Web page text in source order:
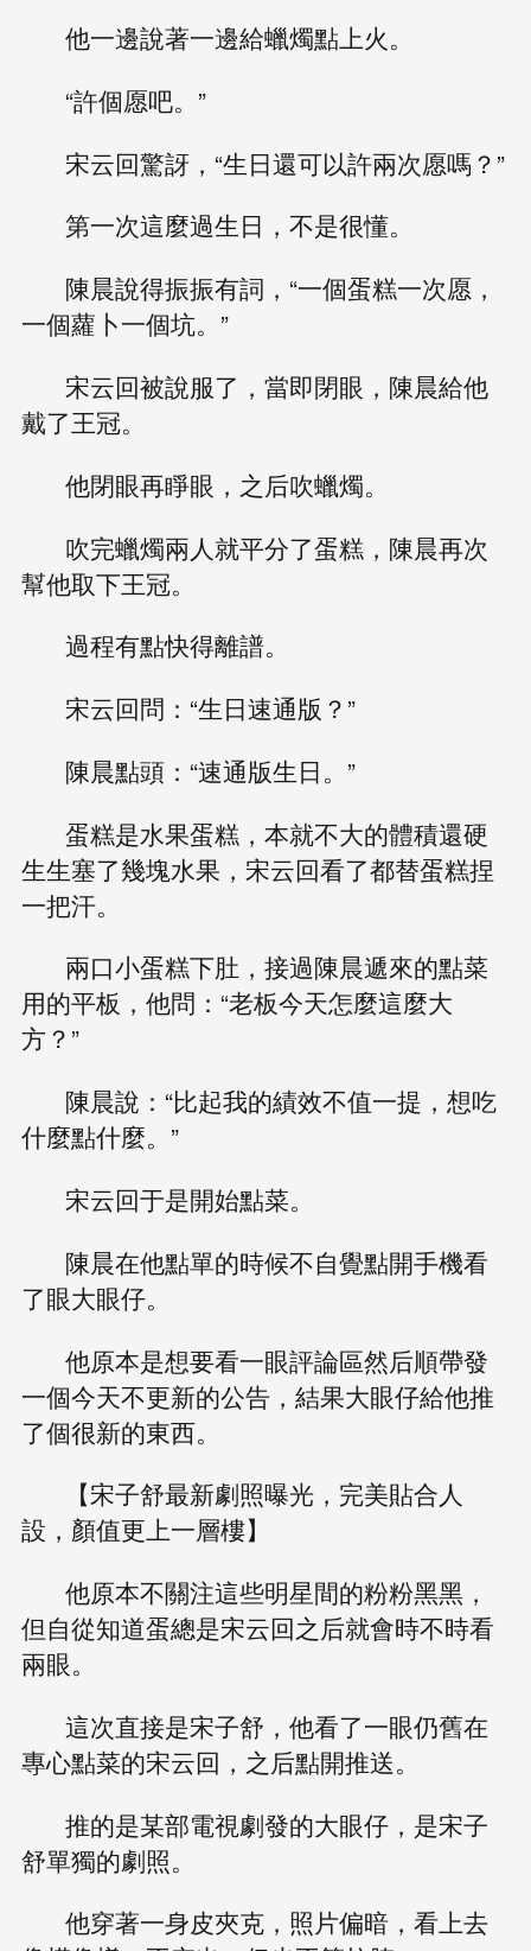
他一邊說著一邊給蠟燭點上火。
“許個愿吧。”
宋云回驚訝，“生日還可以許兩次愿嗎？”
第一次這麼過生日，不是很懂。
陳晨說得振振有詞，“一個蛋糕一次愿，
一個蘿卜一個坑。”
宋云回被說服了，當即閉眼，陳晨給他
戴了王冠。
他閉眼再睜眼，之后吹蠟燭。
吹完蠟燭兩人就平分了蛋糕，陳晨再次
幫他取下王冠。
過程有點快得離譜。
宋云回問：“生日速通版？”
陳晨點頭：“速通版生日。”
蛋糕是水果蛋糕，本就不大的體積還硬
生生塞了幾塊水果，宋云回看了都替蛋糕捏
一把汗。
兩口小蛋糕下肚，接過陳晨遞來的點菜
用的平板，他問：“老板今天怎麼這麼大
方？”
陳晨說：“比起我的績效不值一提，想吃
什麼點什麼。”
宋云回于是開始點菜。
陳晨在他點單的時候不自覺點開手機看
了眼大眼仔。
他原本是想要看一眼評論區然后順帶發
一個今天不更新的公告，結果大眼仔給他推
了個很新的東西。
【宋子舒最新劇照曝光，完美貼合人
設，顏值更上一層樓】
他原本不關注這些明星間的粉粉黑黑，
但自從知道蛋總是宋云回之后就會時不時看
兩眼。
這次直接是宋子舒，他看了一眼仍舊在
專心點菜的宋云回，之后點開推送。
推的是某部電視劇發的大眼仔，是宋子
舒單獨的劇照。
他穿著一身皮夾克，照片偏暗，看上去